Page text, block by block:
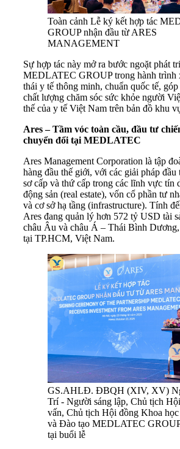
Toàn cảnh Lễ ký kết hợp tác
GROUP nhận đầu từ ARES
MANAGEMENT
Sự hợp tác này mở ra bước ngoặt phát
MEDLATEC GROUP trong hành trình
thái y tế thông minh, chuẩn quốc tế,
chất lượng chăm sóc sức khỏe người
thế của y tế Việt Nam trên bản đồ khu
Ares – Tầm vóc toàn cầu, đầu tư
chuyển đổi tại MEDLATEC
Ares Management Corporation là tập
hàng đầu thế giới, với các giải pháp
sơ cấp và thứ cấp trong các lĩnh vực tín
động sản (real estate), vốn cổ phần tư
và cơ sở hạ tầng (infrastructure). Tính
Ares đang quản lý hơn 572 tỷ USD tài
châu Âu và châu Á – Thái Bình
tại TP.HCM, Việt Nam.
GS.AHLĐ. ĐBQH (XIV, XV)
Trí - Người sáng lập, Chủ tịch
vấn, Chủ tịch Hội đồng Khoa
và Đào tạo MEDLATEC
tại buổi lễ